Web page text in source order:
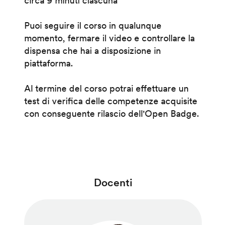
Puoi seguire il corso in qualunque
momento, fermare il video e controllare la
dispensa che hai a disposizione in
piattaforma.
Al termine del corso potrai effettuare un
test di verifica delle competenze acquisite
con conseguente rilascio dell'Open Badge.
Docenti